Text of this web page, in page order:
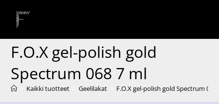
F.O.X gel-polish gold
Spectrum 068 7 ml
Kaikki tuotteet Geelilakat F.O.X gel-polish gold Spectrum 068